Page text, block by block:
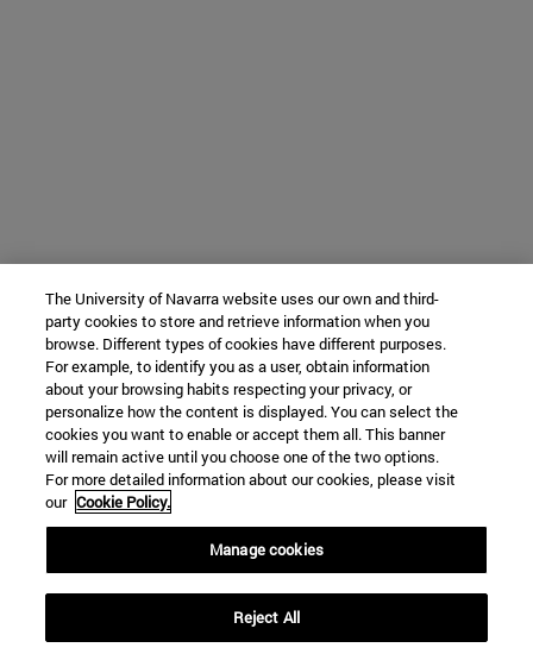
The University of Navarra website uses our own and third-
party cookies to store and retrieve information when you
browse. Different types of cookies have different purposes.
For example, to identify you as a user, obtain information
about your browsing habits respecting your privacy, or
personalize how the content is displayed. You can select the
cookies you want to enable or accept them all. This banner
will remain active until you choose one of the two options.
For more detailed information about our cookies, please visit
our Cookie Policy.
Manage cookies
Reject All